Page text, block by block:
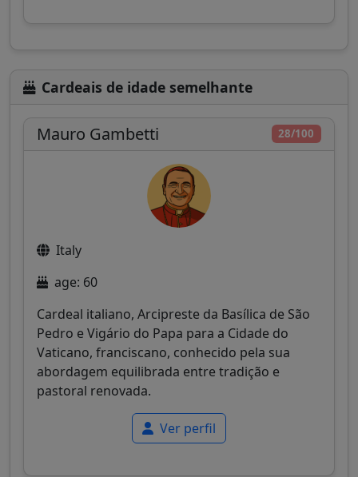
Cardeais de idade semelhante
28/100
Mauro Gambetti
Italy
age: 60
Cardeal italiano, Arcipreste da Basílica de São
Pedro e Vigário do Papa para a Cidade do
Vaticano, franciscano, conhecido pela sua
abordagem equilibrada entre tradição e
pastoral renovada.
Ver perfil